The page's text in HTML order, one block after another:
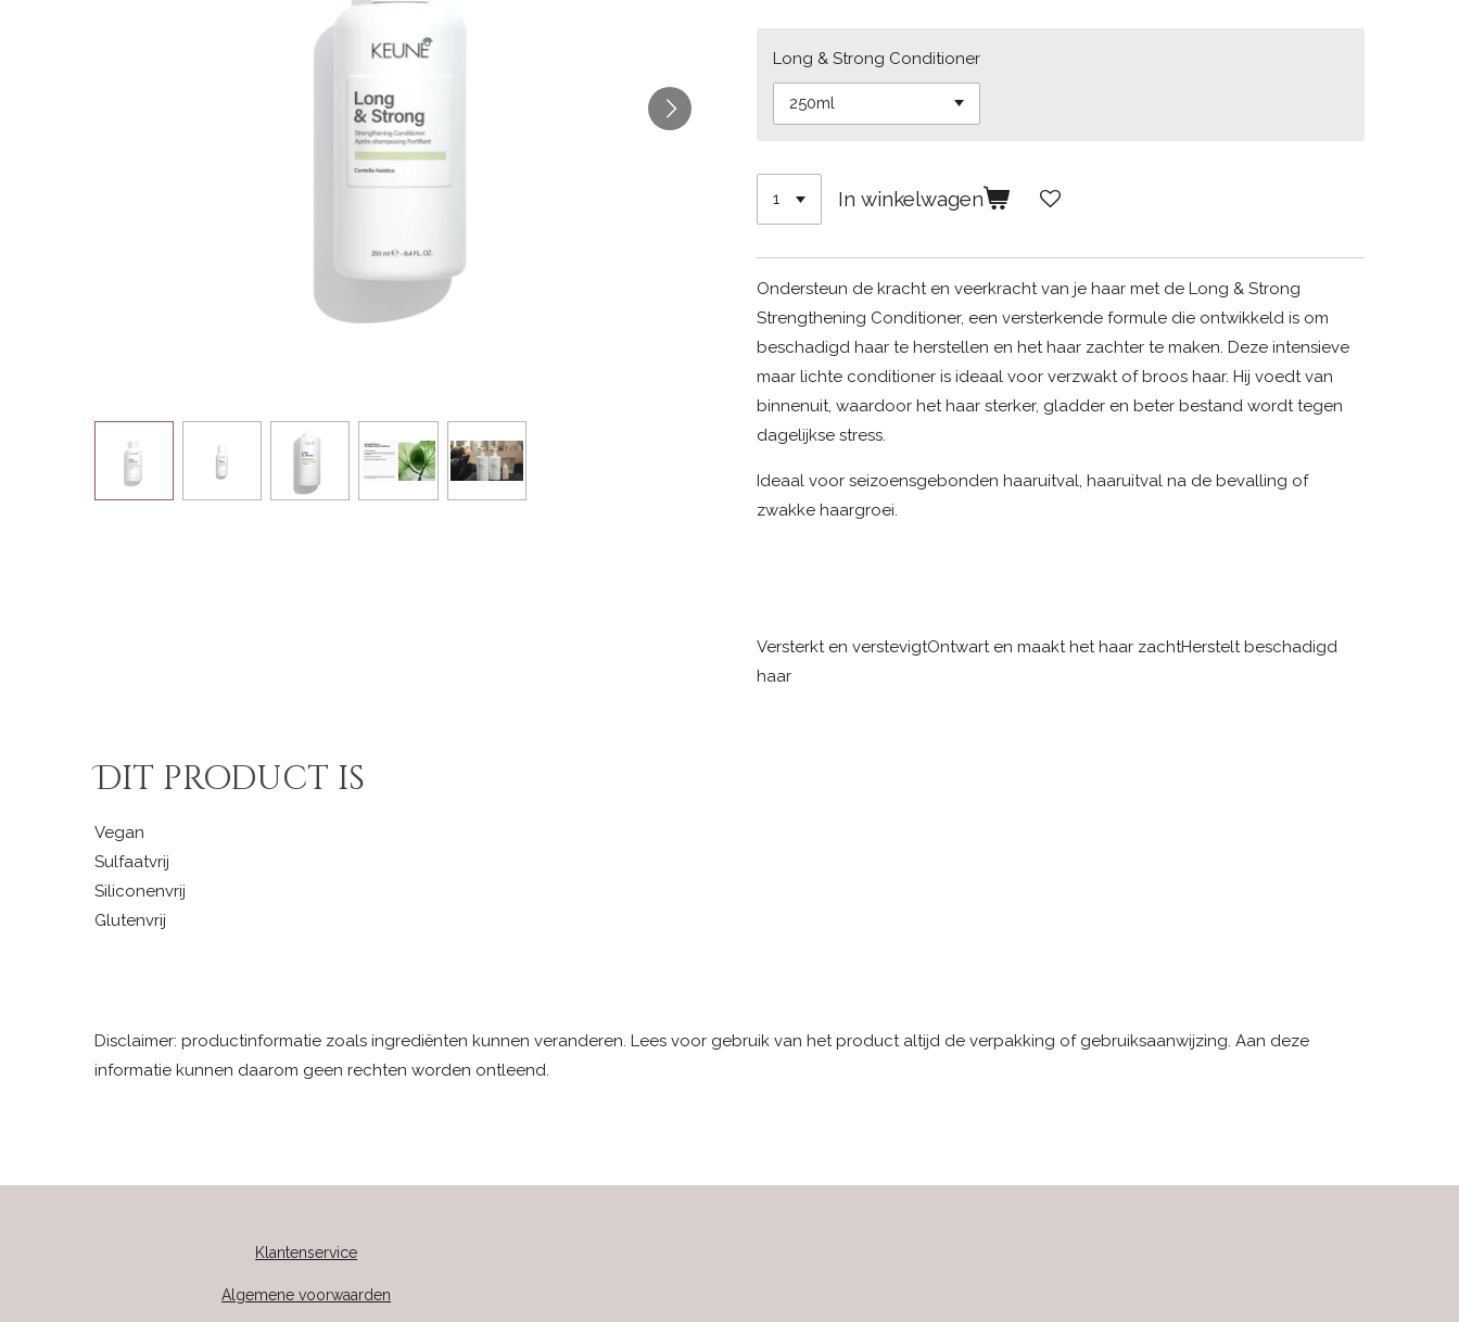
Long & Strong Conditioner
In winkelwagen
Ondersteun de kracht en veerkracht van je haar met de Long & Strong
Strengthening Conditioner, een versterkende formule die ontwikkeld is om
beschadigd haar te herstellen en het haar zachter te maken. Deze intensieve
maar lichte conditioner is ideaal voor verzwakt of broos haar. Hij voedt van
binnenuit, waardoor het haar sterker, gladder en beter bestand wordt tegen
dagelijkse stress.
Ideaal voor seizoensgebonden haaruitval, haaruitval na de bevalling of
zwakke haargroei.
Versterkt en verstevigtOntwart en maakt het haar zachtHerstelt beschadigd
haar
Dit product is
Vegan
Sulfaatvrij
Siliconenvrij
Glutenvrij
Disclaimer: productinformatie zoals ingrediënten kunnen veranderen. Lees voor gebruik van het product altijd de verpakking of gebruiksaanwijzing. Aan deze
informatie kunnen daarom geen rechten worden ontleend.
Klantenservice
Algemene voorwaarden